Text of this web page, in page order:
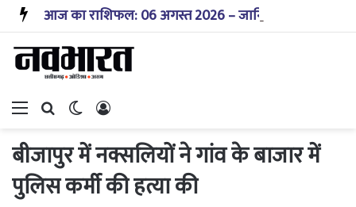
Menu Search forSwitch skin
बीजापुर में नक्सलियों ने गांव के बाजार में
पुलिस कर्मी की हत्या की